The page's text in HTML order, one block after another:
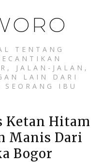
TENTANG
JALAN-JALAN,
LAIN DARI
IBU
Ketan Hitam
Manis Dari
Bogor